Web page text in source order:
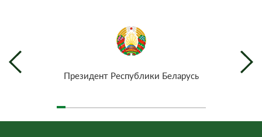
Президент Республики Беларусь